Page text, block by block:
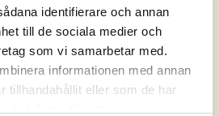
identifierare och annan
till de sociala medier och
som vi samarbetar med.
informationen med annan
tillhandahållit eller som de har